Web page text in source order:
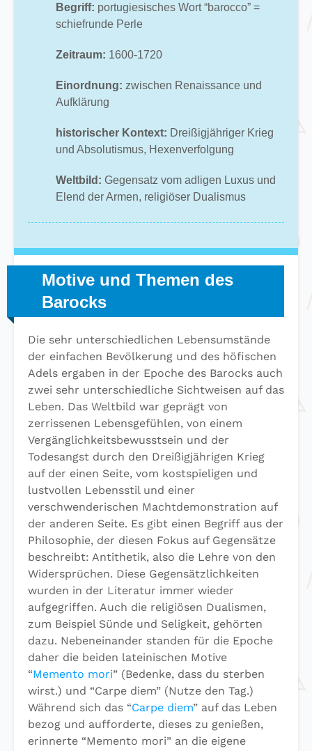
Begriff: portugiesisches Wort “barocco” =
schiefrunde Perle
Zeitraum: 1600-1720
Einordnung: zwischen Renaissance und
Aufklärung
historischer Kontext: Dreißigjähriger Krieg
und Absolutismus, Hexenverfolgung
Weltbild: Gegensatz vom adligen Luxus und
Elend der Armen, religiöser Dualismus
Motive und Themen des
Barocks
Die sehr unterschiedlichen Lebensumstände
der einfachen Bevölkerung und des höfischen
Adels ergaben in der Epoche des Barocks auch
zwei sehr unterschiedliche Sichtweisen auf das
Leben. Das Weltbild war geprägt von
zerrissenen Lebensgefühlen, von einem
Vergänglichkeitsbewusstsein und der
Todesangst durch den Dreißigjährigen Krieg
auf der einen Seite, vom kostspieligen und
lustvollen Lebensstil und einer
verschwenderischen Machtdemonstration auf
der anderen Seite. Es gibt einen Begriff aus der
Philosophie, der diesen Fokus auf Gegensätze
beschreibt: Antithetik, also die Lehre von den
Widersprüchen. Diese Gegensätzlichkeiten
wurden in der Literatur immer wieder
aufgegriffen. Auch die religiösen Dualismen,
zum Beispiel Sünde und Seligkeit, gehörten
dazu. Nebeneinander standen für die Epoche
daher die beiden lateinischen Motive
“Memento mori” (Bedenke, dass du sterben
wirst.) und “Carpe diem” (Nutze den Tag.)
Während sich das “Carpe diem” auf das Leben
bezog und aufforderte, dieses zu genießen,
erinnerte “Memento mori” an die eigene